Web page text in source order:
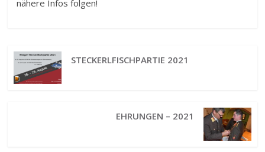
nähere Infos folgen!
STECKERLFISCHPARTIE 2021
EHRUNGEN – 2021